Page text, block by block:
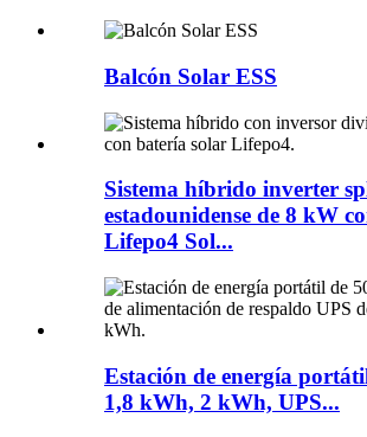
Balcón Solar ESS
Sistema híbrido inverter
estadounidense de 8 kW
Lifepo4 Sol...
Estación de energía
1,8 kWh, 2 kWh, UPS...